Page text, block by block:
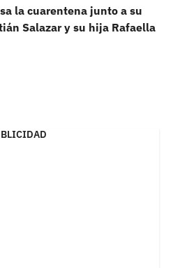
la cuarentena junto a su
Salazar y su hija Rafaella